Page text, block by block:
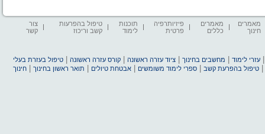
מאמרים
חינוך
מאמרים
כללים
פיזיותרפיה
פרטית
תוכנות
לימוד
טיפול בהפרעות
קשב וריכוז
צור
קשר
עזרי לימוד מחשבים בחינוך |ציוד עזרה ראשונה |קורס עזרה ראשונה |טיפול בעזרת בעלי
|טיפול בהפרעת קשב |ספרי לימוד משומשים |אבטחת טיולים תואר ראשון בחינוך |חינוך